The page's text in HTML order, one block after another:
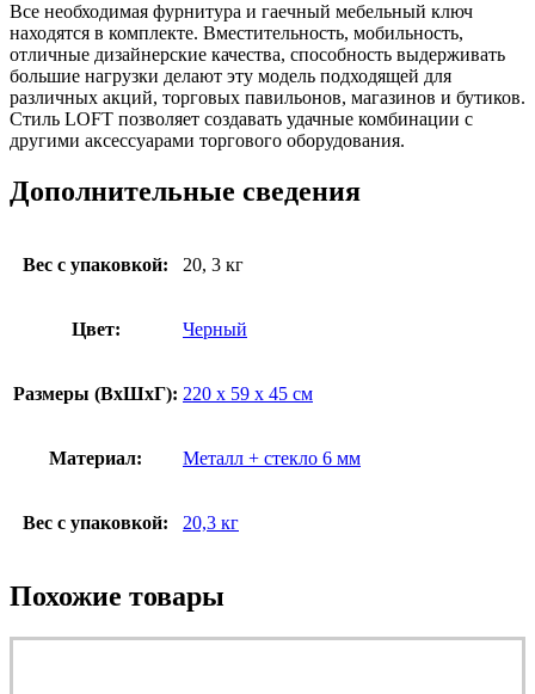
Все необходимая фурнитура и гаечный мебельный ключ
находятся в комплекте. Вместительность, мобильность,
отличные дизайнерские качества, способность выдерживать
большие нагрузки делают эту модель подходящей для
различных акций, торговых павильонов, магазинов и бутиков.
Стиль LOFT позволяет создавать удачные комбинации с
другими аксессуарами торгового оборудования.
Дополнительные сведения
Вес с упаковкой: 20, 3 кг
Цвет: Черный
Размеры (ВxШxГ): 220 x 59 x 45 см
Материал: Металл + стекло 6 мм
Вес с упаковкой: 20,3 кг
Похожие товары